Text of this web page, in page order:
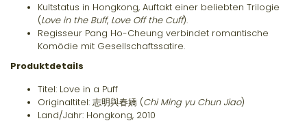
Kultstatus in Hongkong, Auftakt einer beliebten Trilogie
(Love in the Buff, Love Off the Cuff).
Regisseur Pang Ho-Cheung verbindet romantische
Komödie mit Gesellschaftssatire.
Produktdetails
Titel: Love in a Puff
Originaltitel: 志明與春嬌 (Chi Ming yu Chun Jiao)
Land/Jahr: Hongkong, 2010